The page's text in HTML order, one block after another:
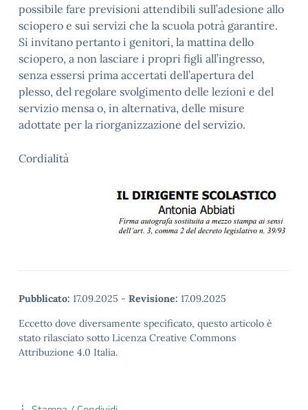
possibile fare previsioni attendibili sull’adesione allo
sciopero e sui servizi che la scuola potrà garantire.
Si invitano pertanto i genitori, la mattina dello
sciopero, a non lasciare i propri figli all’ingresso,
senza essersi prima accertati dell’apertura del
plesso, del regolare svolgimento delle lezioni e del
servizio mensa o, in alternativa, delle misure
adottate per la riorganizzazione del servizio.
Cordialità
Pubblicato: 17.09.2025 - Revisione: 17.09.2025
Eccetto dove diversamente specificato, questo articolo è
stato rilasciato sotto Licenza Creative Commons
Attribuzione 4.0 Italia.